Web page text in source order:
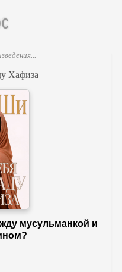
Хафиза
мусульманкой и